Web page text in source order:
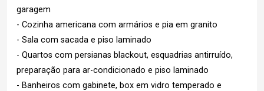
garagem
- Cozinha americana com armários e pia em granito
- Sala com sacada e piso laminado
- Quartos com persianas blackout, esquadrias antirruído,
preparação para ar-condicionado e piso laminado
- Banheiros com gabinete, box em vidro temperado e